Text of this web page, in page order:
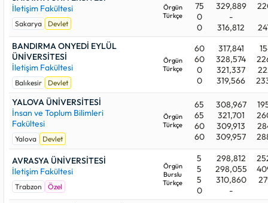
İletişim Fakültesi
Sakarya Devlet
Örgün
Türkçe
75
0
0
329,889
-
316,812
BANDIRMA ONYEDİ EYLÜL
ÜNİVERSİTESİ
İletişim Fakültesi
Balıkesir Devlet
Örgün
Türkçe
60
60
0
0
317,841
328,574
321,337
319,566
YALOVA ÜNİVERSİTESİ
İnsan ve Toplum Bilimleri
Fakültesi
Yalova Devlet
Örgün
Türkçe
65
65
60
60
308,967
321,701
309,913
309,957
AVRASYA ÜNİVERSİTESİ
İletişim Fakültesi
Trabzon Özel
Örgün
Burslu
Türkçe
5
5
5
0
298,812
298,055
310,860
-